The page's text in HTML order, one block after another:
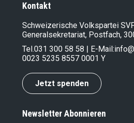
Kontakt
Schweizerische Volkspartei
Generalsekretariat, Postfach,
Tel.031 300 58 58 | E-Mail:
0023 5235 8557 0001 Y
Jetzt spenden
Newsletter Abonnieren